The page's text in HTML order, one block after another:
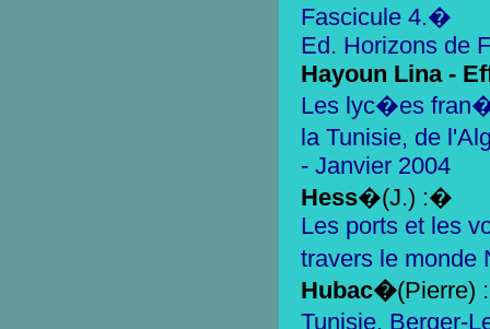
Fascicule 4.�
Ed. Horizons de
Hayoun Lina -
Les lyc�es
la Tunisie, de
- Janvier 2004
Hess�(J.) :�
Les ports et les
travers le monde
Hubac�(Pierre)
Tunisie. Berger-